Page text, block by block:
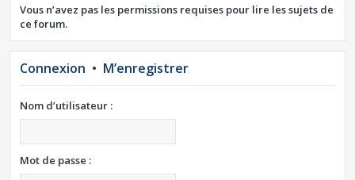
he
Vous n’avez pas les permissions requises pour lire les sujets de
ce forum.
Connexion • M’enregistrer
Nom d’utilisateur :
Mot de passe :